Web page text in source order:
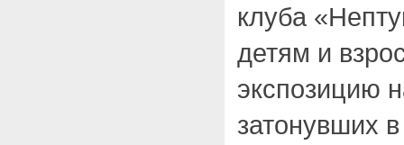
клуба
детям и
экспозицию
затонувших